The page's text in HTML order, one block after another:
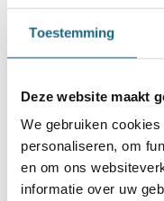
Toestemming
Deze website maakt
We gebruiken
personaliseren, om
en om ons
informatie over uw